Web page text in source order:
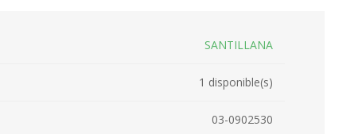
SANTILLANA
1 disponible(s)
03-0902530